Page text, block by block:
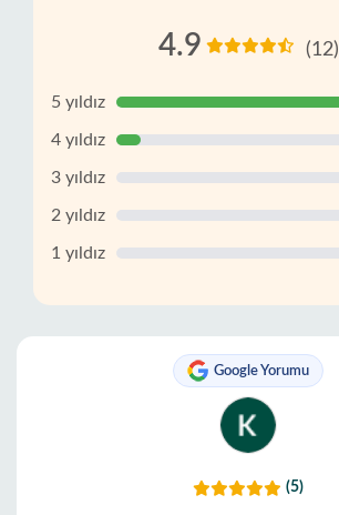
4.9 (12)
5 yıldız
4 yıldız
3 yıldız
2 yıldız
1 yıldız
Google Yorumu
(5)